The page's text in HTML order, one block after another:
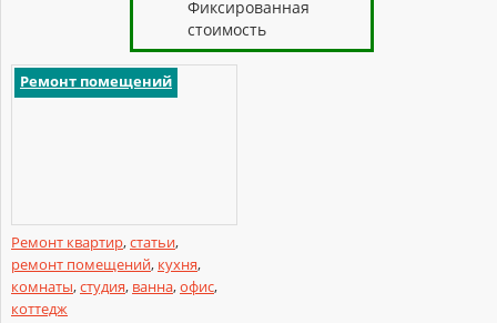
Фиксированная
стоимость
Ремонт помещений
Ремонт квартир,статьи,
ремонт помещений, кухня,
комнаты,студия, ванна,офис,
коттедж